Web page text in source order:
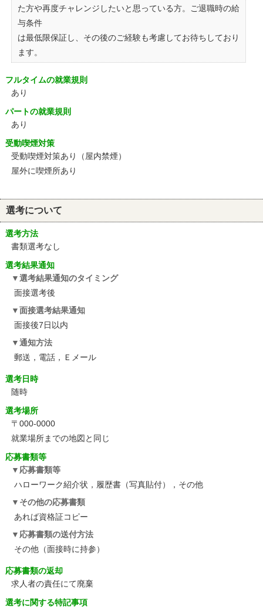
た方や再度チャレンジしたいと思っている方。ご退職時の給
与条件
は最低限保証し、その後のご経験も考慮してお待ちしており
ます。
フルタイムの就業規則
あり
パートの就業規則
あり
受動喫煙対策
受動喫煙対策あり（屋内禁煙）
屋外に喫煙所あり
選考について
選考方法
書類選考なし
選考結果通知
選考結果通知のタイミング
面接選考後
面接選考結果通知
面接後7日以内
通知方法
郵送，電話，Ｅメール
選考日時
随時
選考場所
〒000-0000
就業場所までの地図と同じ
応募書類等
応募書類等
ハローワーク紹介状，履歴書（写真貼付），その他
その他の応募書類
あれば資格証コピー
応募書類の送付方法
その他（面接時に持参）
応募書類の返却
求人者の責任にて廃棄
選考に関する特記事項